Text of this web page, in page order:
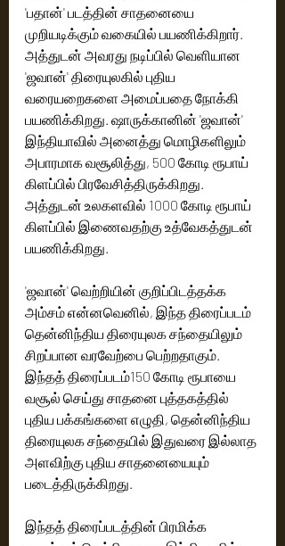
'பதான்' படத்தின் சாதனையை
முறியடிக்கும் வகையில் பயணிக்கிறார்.
அத்துடன் அவரது நடிப்பில் வெளியான
'ஜவான்' திரையுலகில் புதிய
வரையறைகளை அமைப்பதை நோக்கி
பயணிக்கிறது. ஷாருக்கானின் 'ஜவான்'
இந்தியாவில் அனைத்து மொழிகளிலும்
அபாரமாக வசூலித்து, 500 கோடி ரூபாய்
கிளப்பில் பிரவேசித்திருக்கிறது.
அத்துடன் உலகளவில் 1000 கோடி ரூபாய்
கிளப்பில் இணைவதற்கு உத்வேகத்துடன்
பயணிக்கிறது.
'ஜவான்' வெற்றியின் குறிப்பிடத்தக்க
அம்சம் என்னவெனில், இந்த திரைப்படம்
தென்னிந்திய திரையுலக சந்தையிலும்
சிறப்பான வரவேற்பை பெற்றதாகும்.
இந்தத் திரைப்படம்150 கோடி ரூபாயை
வசூல் செய்து சாதனை புத்தகத்தில்
புதிய பக்கங்களை எழுதி, தென்னிந்திய
திரையுலக சந்தையில் இதுவரை இல்லாத
அளவிற்கு புதிய சாதனையையும்
படைத்திருக்கிறது.
இந்தத் திரைப்படத்தின் பிரமிக்க